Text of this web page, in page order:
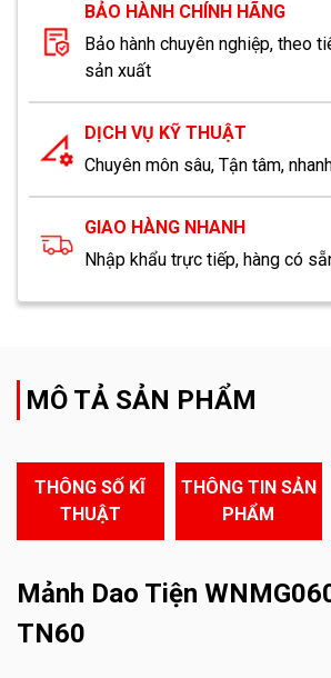
BẢO HÀNH CHÍNH HÃNG
Bảo hành chuyên nghiệp, theo
sản xuất
DỊCH VỤ KỸ THUẬT
Chuyên môn sâu, Tận tâm,
GIAO HÀNG NHANH
Nhập khẩu trực tiếp, hàng có
MÔ TẢ SẢN PHẨM
THÔNG SỐ KĨ
THUẬT
THÔNG TIN SẢN
PHẨM
Mảnh Dao Tiện
TN60